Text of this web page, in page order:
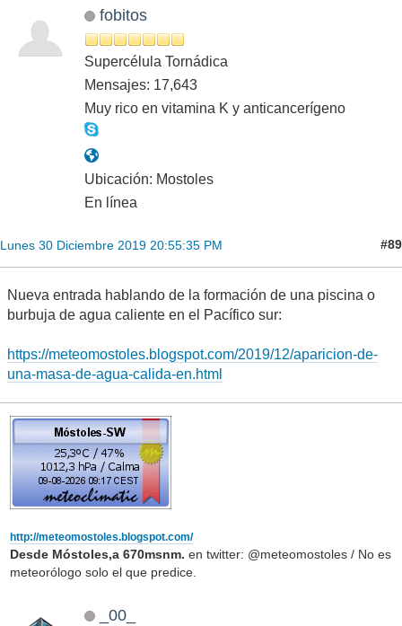
fobitos
Supercélula Tornádica
Mensajes: 17,643
Muy rico en vitamina K y anticancerígeno
Ubicación: Mostoles
En línea
Lunes 30 Diciembre 2019 20:55:35 PM #89
Nueva entrada hablando de la formación de una piscina o
burbuja de agua caliente en el Pacífico sur:
https://meteomostoles.blogspot.com/2019/12/aparicion-de-
una-masa-de-agua-calida-en.html
http://meteomostoles.blogspot.com/
Desde Móstoles,a 670msnm. en twitter: @meteomostoles / No es
meteorólogo solo el que predice.
_00_